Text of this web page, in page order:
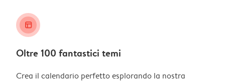
layout_alt
Oltre 100 fantastici temi
Crea il calendario perfetto esplorando la nostra